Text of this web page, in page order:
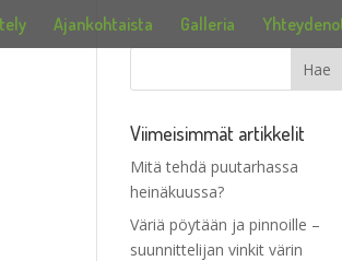
Ajankohtaista Galleria
Viimeisimmät artikkelit
Mitä tehdä puutarhassa
heinäkuussa?
Väriä pöytään ja pinnoille –
suunnittelijan vinkit värin